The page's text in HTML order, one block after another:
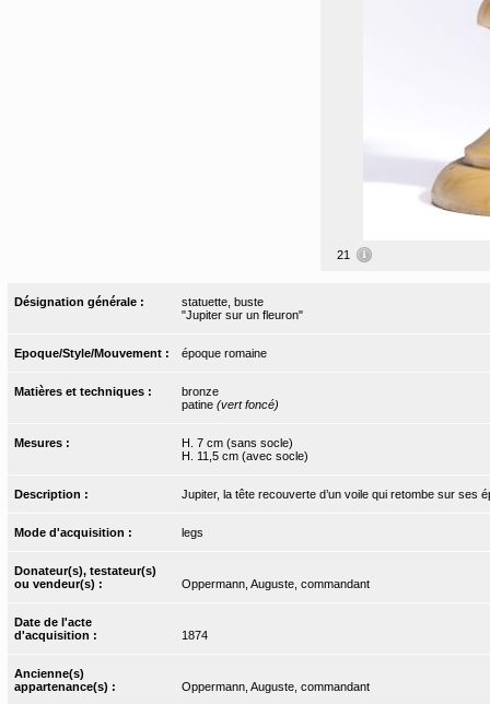
21
Désignation générale :
statuette, buste
"Jupiter sur un fleuron"
Epoque/Style/Mouvement : époque romaine
Matières et techniques :
bronze
patine (vert foncé)
Mesures :
H. 7 cm (sans socle)
H. 11,5 cm (avec socle)
Description : Jupiter, la tête recouverte d’un voile qui retombe sur ses
Mode d'acquisition : legs
Donateur(s), testateur(s)
ou vendeur(s) :
Oppermann, Auguste, commandant
Date de l'acte
d'acquisition :
1874
Ancienne(s)
appartenance(s) :
Oppermann, Auguste, commandant